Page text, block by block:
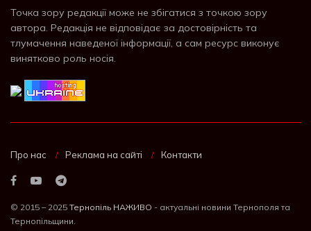
Точка зору редакції може не збігатися з точкою зору
автора. Редакція не відповідає за достовірність та
тлумачення наведеної інформації, а сам ресурс виконує
винятково роль носія.
Про нас Реклама на сайті Контакти
© 2015 – 2025 Тернопіль НАЖИВО - актуальні новини Тернополя та
Тернопільщини.